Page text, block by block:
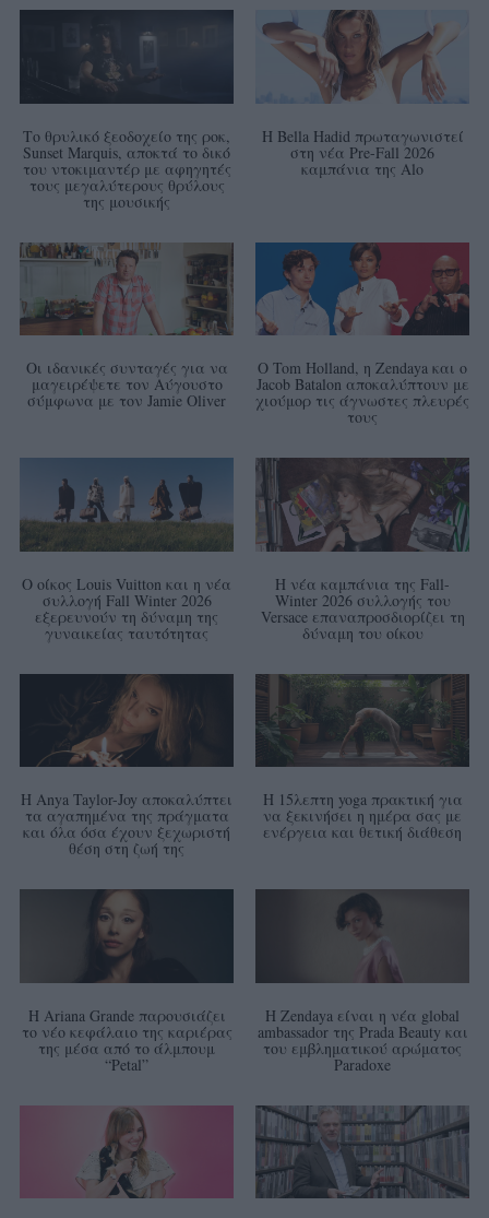
Το θρυλικό ξεοδοχείο της ροκ,
Sunset Marquis, αποκτά το δικό
του ντοκιμαντέρ με αφηγητές
τους μεγαλύτερους θρύλους
της μουσικής
Η Bella Hadid πρωταγωνιστεί
στη νέα Pre-Fall 2026
καμπάνια της Alo
Οι ιδανικές συνταγές για να
μαγειρέψετε τον Αύγουστο
σύμφωνα με τον Jamie Oliver
Ο Tom Holland, η Zendaya και ο
Jacob Batalon αποκαλύπτουν με
χιούμορ τις άγνωστες πλευρές
τους
Ο οίκος Louis Vuitton και η νέα
συλλογή Fall Winter 2026
εξερευνούν τη δύναμη της
γυναικείας ταυτότητας
Η νέα καμπάνια της Fall-
Winter 2026 συλλογής του
Versace επαναπροσδιορίζει τη
δύναμη του οίκου
Η Anya Taylor-Joy αποκαλύπτει
τα αγαπημένα της πράγματα
και όλα όσα έχουν ξεχωριστή
θέση στη ζωή της
Η 15λεπτη yoga πρακτική για
να ξεκινήσει η ημέρα σας με
ενέργεια και θετική διάθεση
Η Ariana Grande παρουσιάζει
το νέο κεφάλαιο της καριέρας
της μέσα από το άλμπουμ
“Petal”
Η Zendaya είναι η νέα global
ambassador της Prada Beauty και
του εμβληματικού αρώματος
Paradoxe